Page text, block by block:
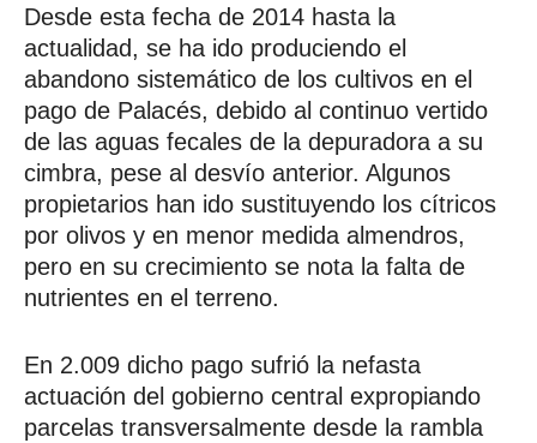
Desde esta fecha de 2014 hasta la
actualidad, se ha ido produciendo el
abandono sistemático de los cultivos en el
pago de Palacés, debido al continuo vertido
de las aguas fecales de la depuradora a su
cimbra, pese al desvío anterior. Algunos
propietarios han ido sustituyendo los cítricos
por olivos y en menor medida almendros,
pero en su crecimiento se nota la falta de
nutrientes en el terreno.
En 2.009 dicho pago sufrió la nefasta
actuación del gobierno central expropiando
parcelas transversalmente desde la rambla